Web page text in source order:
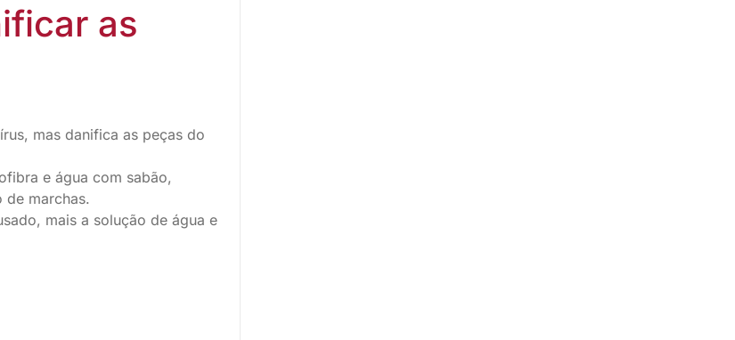
as
mas danifica as peças do
e água com sabão,
de marchas.
mais a solução de água e